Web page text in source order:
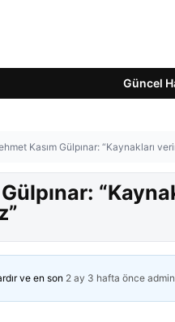
Güncel
Kasım Gülpınar: “Kaynakları
ve en son 2 ay 3 hafta önce admin